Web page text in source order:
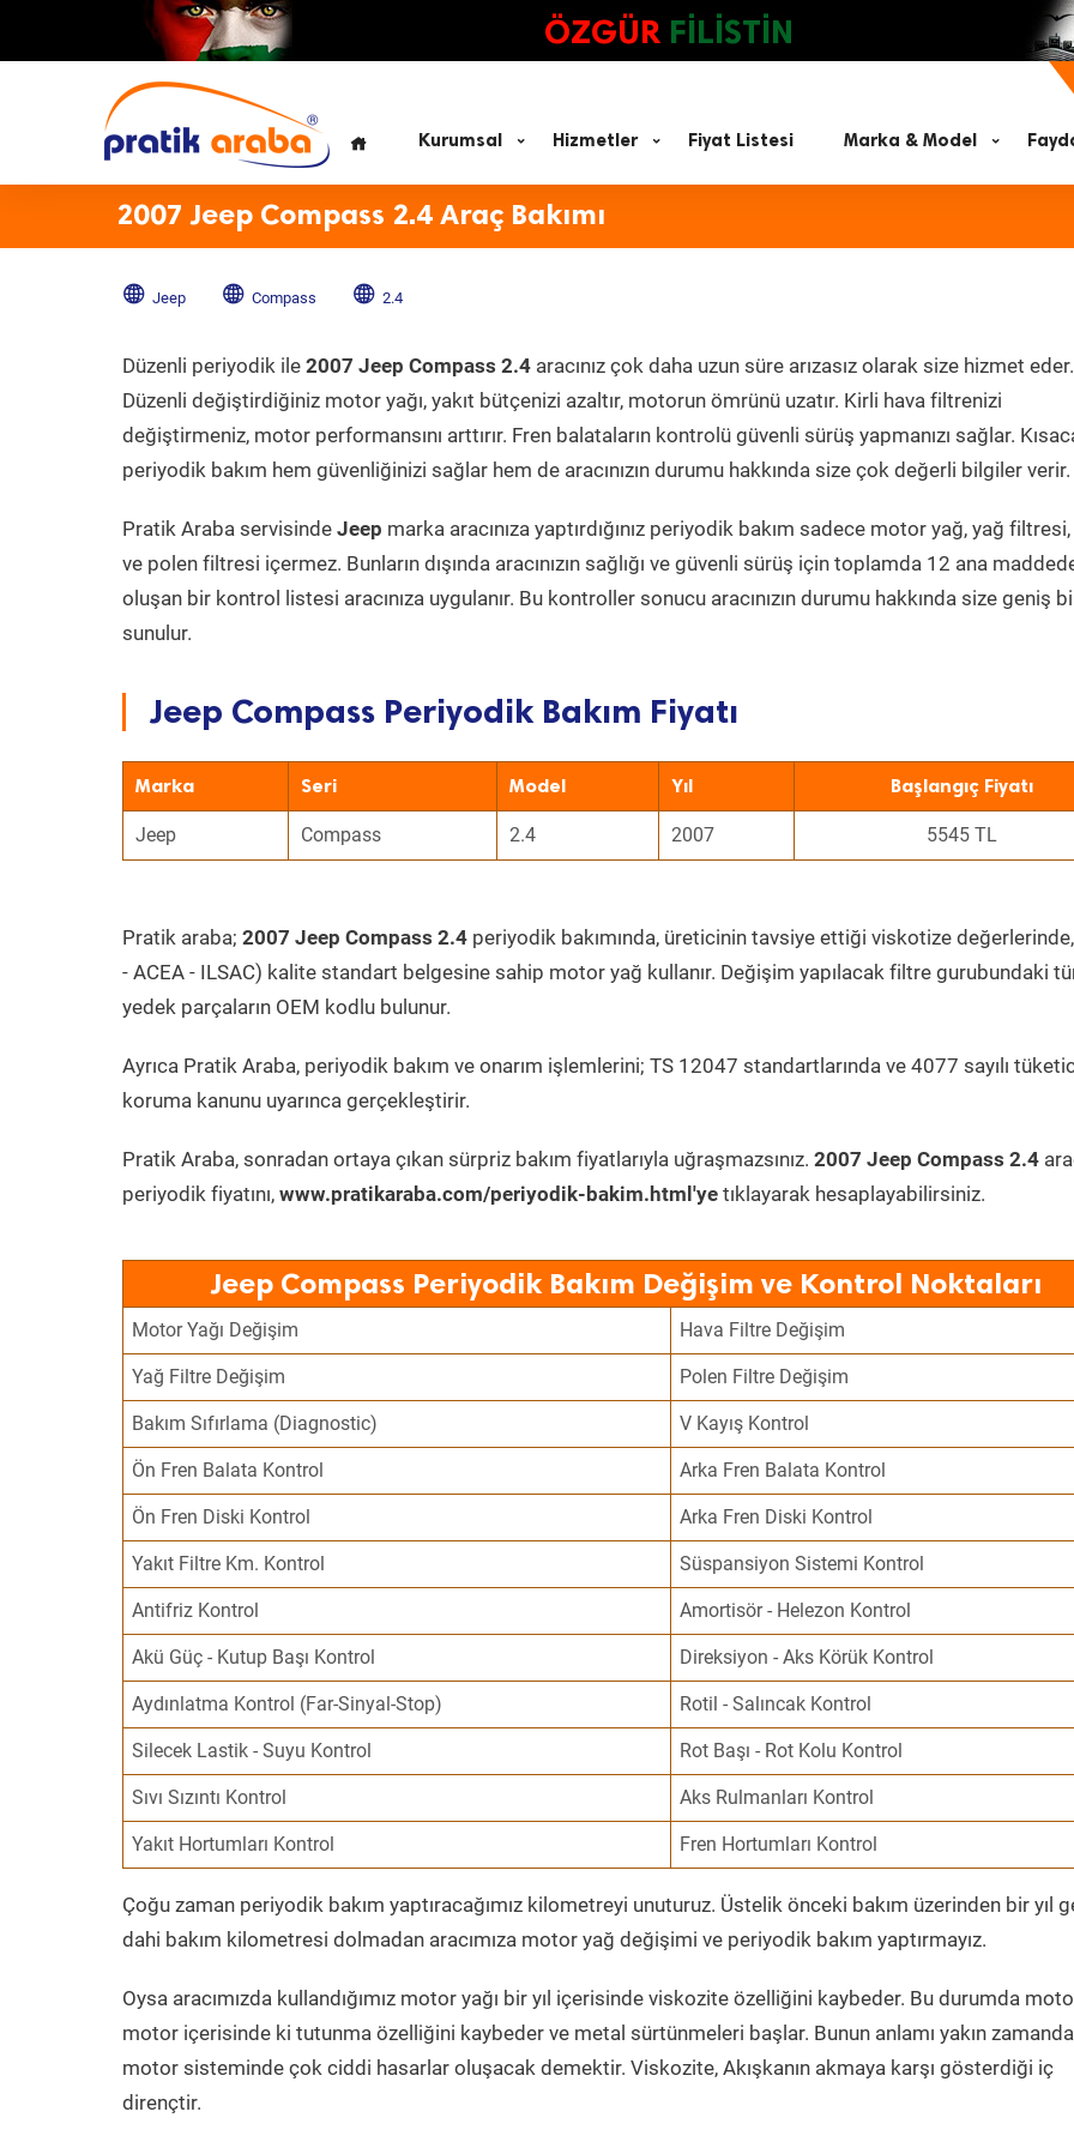
ÖZGÜR FİLİSTİN
Kurumsal Hizmetler Fiyat Listesi Marka & Model
2007 Jeep Compass 2.4 Araç Bakımı
Jeep Compass 2.4
Düzenli periyodik ile 2007 Jeep Compass 2.4 aracınız çok daha uzun süre arızasız olarak size hizmet eder.
Düzenli değiştirdiğiniz motor yağı, yakıt bütçenizi azaltır, motorun ömrünü uzatır. Kirli hava filtrenizi
değiştirmeniz, motor performansını arttırır. Fren balataların kontrolü güvenli sürüş yapmanızı sağlar.
periyodik bakım hem güvenliğinizi sağlar hem de aracınızın durumu hakkında size çok değerli bilgiler verir.
Pratik Araba servisinde Jeep marka aracınıza yaptırdığınız periyodik bakım sadece motor yağ, yağ
ve polen filtresi içermez. Bunların dışında aracınızın sağlığı ve güvenli sürüş için toplamda 12 ana
oluşan bir kontrol listesi aracınıza uygulanır. Bu kontroller sonucu aracınızın durumu hakkında size geniş
sunulur.
Jeep Compass Periyodik Bakım Fiyatı
Marka Seri Model Yıl Başlangıç Fiyatı
Jeep Compass 2.4 2007 5545 TL
Pratik araba; 2007 Jeep Compass 2.4 periyodik bakımında, üreticinin tavsiye ettiği viskotize
- ACEA - ILSAC) kalite standart belgesine sahip motor yağ kullanır. Değişim yapılacak filtre gurubundaki
yedek parçaların OEM kodlu bulunur.
Ayrıca Pratik Araba, periyodik bakım ve onarım işlemlerini; TS 12047 standartlarında ve 4077 sayılı
koruma kanunu uyarınca gerçekleştirir.
Pratik Araba, sonradan ortaya çıkan sürpriz bakım fiyatlarıyla uğraşmazsınız. 2007 Jeep Compass 2.4
periyodik fiyatını, www.pratikaraba.com/periyodik-bakim.html'ye tıklayarak hesaplayabilirsiniz.
Jeep Compass Periyodik Bakım Değişim ve Kontrol Noktaları
Motor Yağı Değişim Hava Filtre Değişim
Yağ Filtre Değişim Polen Filtre Değişim
Bakım Sıfırlama (Diagnostic) V Kayış Kontrol
Ön Fren Balata Kontrol Arka Fren Balata Kontrol
Ön Fren Diski Kontrol Arka Fren Diski Kontrol
Yakıt Filtre Km. Kontrol Süspansiyon Sistemi Kontrol
Antifriz Kontrol Amortisör - Helezon Kontrol
Akü Güç - Kutup Başı Kontrol Direksiyon - Aks Körük Kontrol
Aydınlatma Kontrol (Far-Sinyal-Stop) Rotil - Salıncak Kontrol
Silecek Lastik - Suyu Kontrol Rot Başı - Rot Kolu Kontrol
Sıvı Sızıntı Kontrol Aks Rulmanları Kontrol
Yakıt Hortumları Kontrol Fren Hortumları Kontrol
Çoğu zaman periyodik bakım yaptıracağımız kilometreyi unuturuz. Üstelik önceki bakım üzerinden bir yıl
dahi bakım kilometresi dolmadan aracımıza motor yağ değişimi ve periyodik bakım yaptırmayız.
Oysa aracımızda kullandığımız motor yağı bir yıl içerisinde viskozite özelliğini kaybeder. Bu durumda
motor içerisinde ki tutunma özelliğini kaybeder ve metal sürtünmeleri başlar. Bunun anlamı yakın zamanda
motor sisteminde çok ciddi hasarlar oluşacak demektir. Viskozite, Akışkanın akmaya karşı gösterdiği iç
dirençtir.